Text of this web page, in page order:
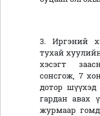
3. Иргэний
тухай хуулийн
хэсэгт
сонсгож, 7
дотор
гардан авах
журмаар